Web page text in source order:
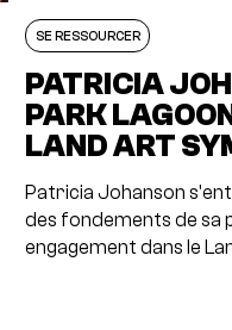
SE RESSOURCER
PATRICIA
PARK
LAND ART
Patricia Johanson
des fondements de sa
engagement dans le